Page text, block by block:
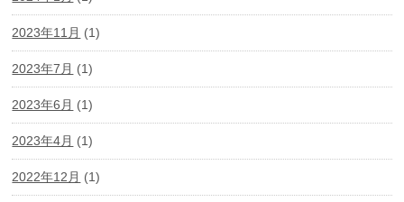
2023年11月 (1)
2023年7月 (1)
2023年6月 (1)
2023年4月 (1)
2022年12月 (1)